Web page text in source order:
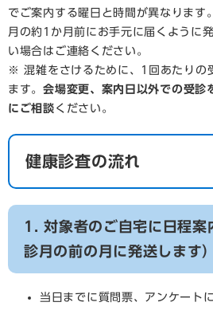
でご案内する曜日と時間が異なります
月の約1か月前にお手元に届くように
い場合はご連絡ください。
※ 混雑をさけるために、1回あたりの
ます。会場変更、案内日以外での受診
にご相談 ください。
健康診査の流れ
1. 対象者のご自宅に日程案
診月の前の月に発送します）
当日までに質問票、アンケート